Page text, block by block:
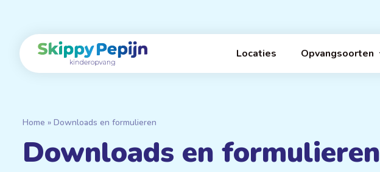
Home Locaties Opvangsoorten
Home » Downloads en formulieren
Downloads en formulieren